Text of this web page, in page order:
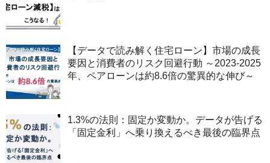
【データで読み解く住宅ローン】市場の成長
要因と消費者のリスク回避行動 ～2023-2025
年、ペアローンは約8.6倍の驚異的な伸び～
1.3%の法則：固定か変動か。データが告げる
「固定金利」へ乗り換えるべき最後の臨界点